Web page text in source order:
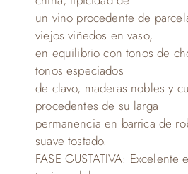
un vino procedente de
viejos viñedos en vaso,
en equilibrio con tonos de
tonos especiados
de clavo, maderas nobles y
procedentes de su larga
permanencia en barrica de
suave tostado.
FASE GUSTATIVA: